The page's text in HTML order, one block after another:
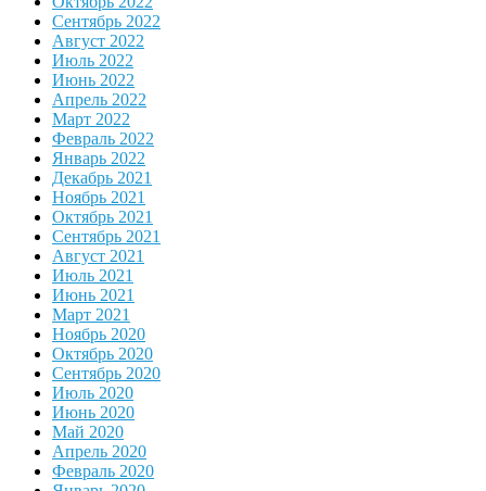
Сентябрь 2022
Август 2022
Июль 2022
Июнь 2022
Апрель 2022
Март 2022
Февраль 2022
Январь 2022
Декабрь 2021
Ноябрь 2021
Октябрь 2021
Сентябрь 2021
Август 2021
Июль 2021
Июнь 2021
Март 2021
Ноябрь 2020
Октябрь 2020
Сентябрь 2020
Июль 2020
Июнь 2020
Май 2020
Апрель 2020
Февраль 2020